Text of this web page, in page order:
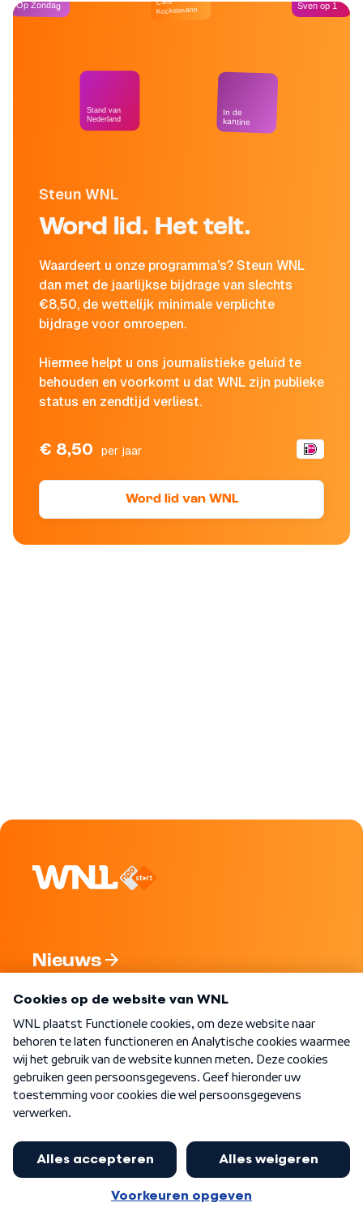
Steun WNL
Word lid. Het telt.
Waardeert u onze programma's? Steun WNL
dan met de jaarlijkse bijdrage van slechts
€8,50, de wettelijk minimale verplichte
bijdrage voor omroepen.
Hiermee helpt u ons journalistieke geluid te
behouden en voorkomt u dat WNL zijn publieke
status en zendtijd verliest.
€ 8,50 per jaar
Word lid van WNL
Op Zondag
Stand van
Nederland
Café
Kockelmann
In de
kantine
Sven op 1
Nieuws
Nieuwsbrief
Word Lid